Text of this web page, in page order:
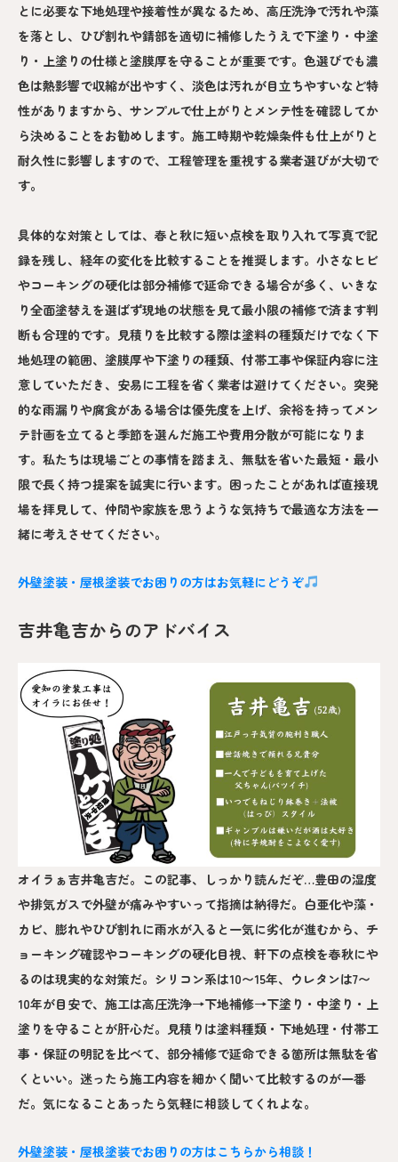
とに必要な下地処理や接着性が異なるため、高圧洗浄で汚れや藻
を落とし、ひび割れや錆部を適切に補修したうえで下塗り・中塗
り・上塗りの仕様と塗膜厚を守ることが重要です。色選びでも濃
色は熱影響で収縮が出やすく、淡色は汚れが目立ちやすいなど特
性がありますから、サンプルで仕上がりとメンテ性を確認してか
ら決めることをお勧めします。施工時期や乾燥条件も仕上がりと
耐久性に影響しますので、工程管理を重視する業者選びが大切で
す。
具体的な対策としては、春と秋に短い点検を取り入れて写真で記
録を残し、経年の変化を比較することを推奨します。小さなヒビ
やコーキングの硬化は部分補修で延命できる場合が多く、いきな
り全面塗替えを選ばず現地の状態を見て最小限の補修で済ます判
断も合理的です。見積りを比較する際は塗料の種類だけでなく下
地処理の範囲、塗膜厚や下塗りの種類、付帯工事や保証内容に注
意していただき、安易に工程を省く業者は避けてください。突発
的な雨漏りや腐食がある場合は優先度を上げ、余裕を持ってメン
テ計画を立てると季節を選んだ施工や費用分散が可能になりま
す。私たちは現場ごとの事情を踏まえ、無駄を省いた最短・最小
限で長く持つ提案を誠実に行います。困ったことがあれば直接現
場を拝見して、仲間や家族を思うような気持ちで最適な方法を一
緒に考えさせてください。
外壁塗装・屋根塗装でお困りの方はお気軽にどうぞ
吉井亀吉からのアドバイス
オイラぁ吉井亀吉だ。この記事、しっかり読んだぞ…豊田の湿度
や排気ガスで外壁が痛みやすいって指摘は納得だ。白亜化や藻・
カビ、膨れやひび割れに雨水が入ると一気に劣化が進むから、チ
ョーキング確認やコーキングの硬化目視、軒下の点検を春秋にや
るのは現実的な対策だ。シリコン系は10〜15年、ウレタンは7〜
10年が目安で、施工は高圧洗浄→下地補修→下塗り・中塗り・上
塗りを守ることが肝心だ。見積りは塗料種類・下地処理・付帯工
事・保証の明記を比べて、部分補修で延命できる箇所は無駄を省
くといい。迷ったら施工内容を細かく聞いて比較するのが一番
だ。気になることあったら気軽に相談してくれよな。
外壁塗装・屋根塗装でお困りの方はこちらから相談！